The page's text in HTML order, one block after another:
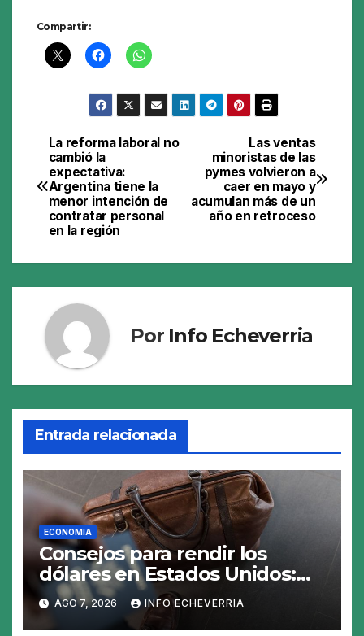
Compartir:
Navegación
de
entradas
Las ventas
minoristas de las
pymes volvieron a
caer en mayo y
acumulan más de un
año en retroceso
La reforma laboral no
cambió la
expectativa:
Argentina tiene la
menor intención de
contratar personal
en la región
Por Info Echeverria
Entrada relacionada
ECONOMIA
Consejos para rendir los
dólares en Estados Unidos:
claves para no gastar de más
en el viaje
AGO 7, 2026 INFO ECHEVERRIA